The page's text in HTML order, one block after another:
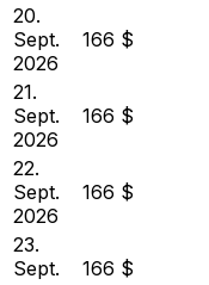
20.
Sept.
2026
166 $
21.
Sept.
2026
166 $
22.
Sept.
2026
166 $
23.
Sept.
166 $